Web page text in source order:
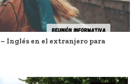
Inglés en el extranjero para